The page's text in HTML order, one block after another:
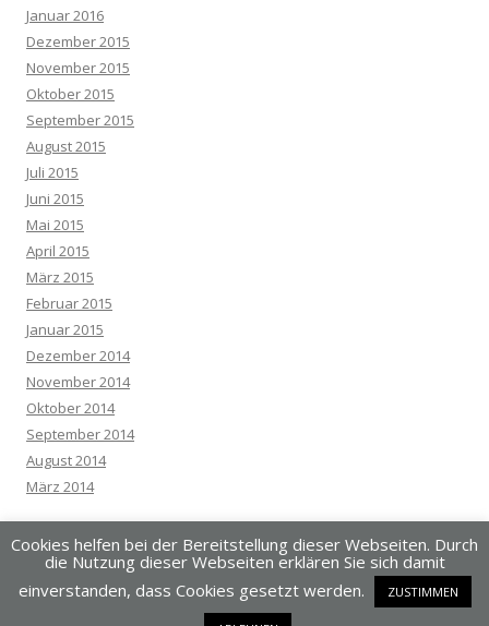
Januar 2016
Dezember 2015
November 2015
Oktober 2015
September 2015
August 2015
Juli 2015
Juni 2015
Mai 2015
April 2015
März 2015
Februar 2015
Januar 2015
Dezember 2014
November 2014
Oktober 2014
September 2014
August 2014
März 2014
Dieses Blog läuft mit WordPress
Cookies helfen bei der Bereitstellung dieser Webseiten. Durch
die Nutzung dieser Webseiten erklären Sie sich damit
einverstanden, dass Cookies gesetzt werden.
ZUSTIMMEN